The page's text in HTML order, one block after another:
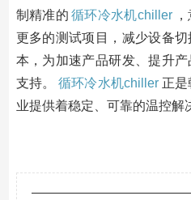
制精准的 循环冷水机chiller
更多的测试项目，减少设备
本，为加速产品研发、提升
支持。
循环冷水机chiller 正
业提供着稳定、可靠的温控解